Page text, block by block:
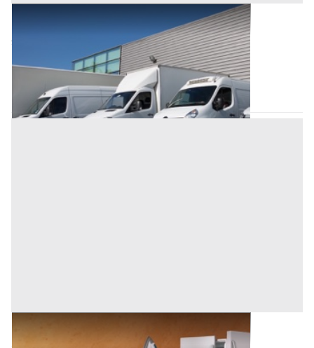
Automezzi Commerciali all'asta a Padova
Piazzola sul Brenta (Padova)
27.000 €
BG331333
Asta chiusa
Elettrodomestici all'asta a Padova